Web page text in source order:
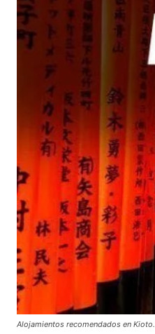
Alojamientos recomendados en Kioto.